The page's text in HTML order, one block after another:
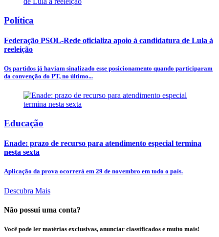
Política
Federação PSOL-Rede oficializa apoio à candidatura de Lula à
reeleição
Os partidos já haviam sinalizado esse posicionamento quando participaram
da convenção do PT, no último...
Educação
Enade: prazo de recurso para atendimento especial termina
nesta sexta
Aplicação da prova ocorrerá em 29 de novembro em todo o país.
Descubra Mais
Não possui uma conta?
Você pode ler matérias exclusivas, anunciar classificados e muito mais!